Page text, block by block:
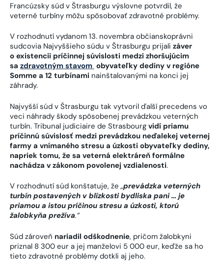
Francúzsky súd v Štrasburgu výslovne potvrdil, že
veterné turbíny môžu spôsobovať zdravotné problémy.
V rozhodnutí vydanom 13. novembra občianskoprávni
sudcovia Najvyššieho súdu v Štrasburgu prijali záver
o existencii príčinnej súvislosti medzi zhoršujúcim
sa zdravotným stavom obyvateľky dediny v regióne
Somme a 12 turbínami nainštalovanými na konci jej
záhrady.
Najvyšší súd v Štrasburgu tak vytvoril ďalší precedens vo
veci náhrady škody spôsobenej prevádzkou veterných
turbín. Tribunal judiciaire de Strasbourg vidí priamu
príčinnú súvislosť medzi prevádzkou neďalekej veternej
farmy a vnímaného stresu a úzkosti obyvateľky dediny,
napriek tomu, že sa veterná elektráreň formálne
nachádza v zákonom povolenej vzdialenosti.
V rozhodnutí súd konštatuje, že„prevádzka veterných
turbín postavených v blízkosti bydliska pani … je
priamou a istou príčinou stresu a úzkosti, ktorú
žalobkyňa prežíva.“
Súd zároveň nariadil odškodnenie, pričom žalobkyni
priznal 8 300 eur a jej manželovi 5 000 eur, keďže sa ho
tieto zdravotné problémy dotkli aj jeho.